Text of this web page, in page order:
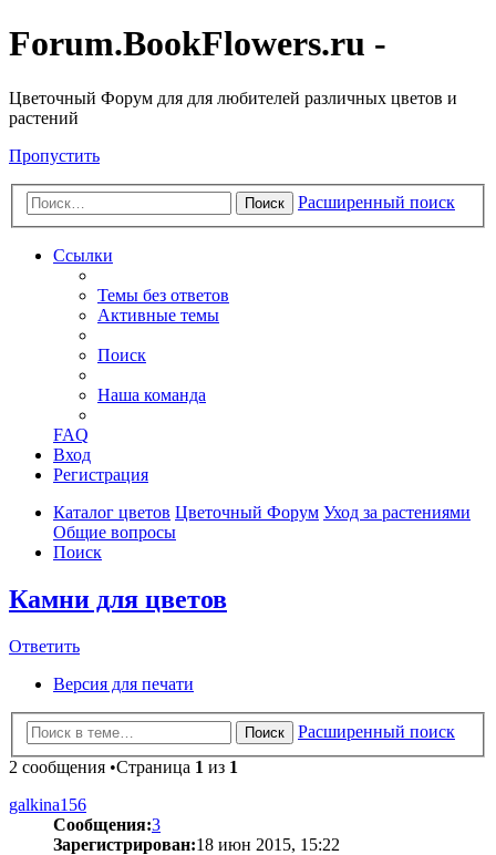
Forum.BookFlowers.ru -
Цветочный Форум для для любителей различных цветов и
растений
Пропустить
Поиск Расширенный поиск
Ссылки
Темы без ответов
Активные темы
Поиск
Наша команда
FAQ
Вход
Регистрация
Каталог цветов Цветочный Форум Уход за растениями
Общие вопросы
Поиск
Камни для цветов
Ответить
Версия для печати
Поиск
Расширенный поиск
2 сообщения •Страница 1 из 1
galkina156
Сообщения:3
Зарегистрирован:18 июн 2015, 15:22